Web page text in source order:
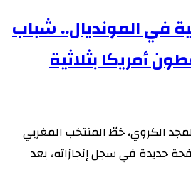
في المونديال.. شباب
أمريكا بثلاثية
الكروي، خطّ المنتخب المغربي
سنة صفحة جديدة في سجل إنجازاته، بعد